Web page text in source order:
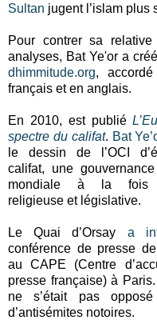
Sultan jugent l’islam plus
Pour contrer sa
analyses, Bat Ye'or a
dhimmitude.org,
français et en anglais.
En 2010, est publié
spectre du califat. Bat
le dessin de l’OCI
califat, une
mondiale à la fois
religieuse et législative.
Le Quai d’Orsay a
conférence de presse
au CAPE (Centre
presse française) à Paris.
ne s’était pas
d’antisémites notoires.